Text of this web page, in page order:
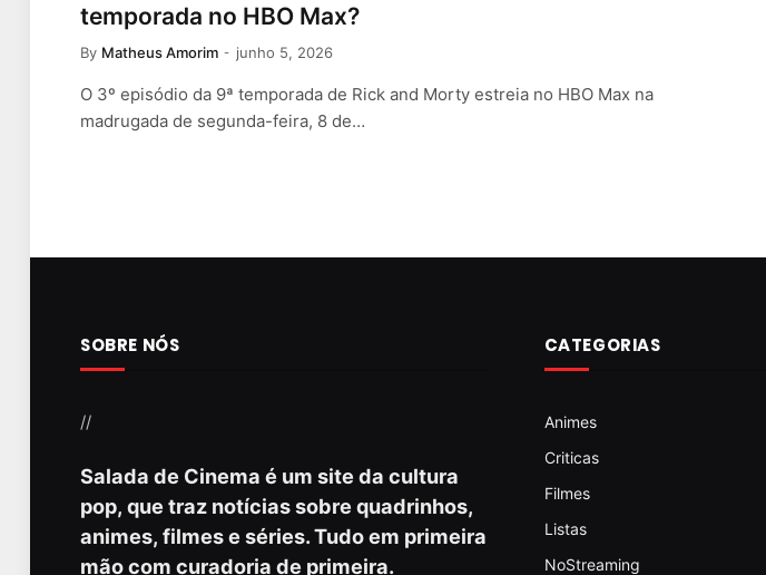
temporada no HBO Max?
By Matheus Amorim junho 5, 2026
O 3º episódio da 9ª temporada de Rick and Morty estreia no HBO Max na
madrugada de segunda-feira, 8 de…
SOBRE NÓS
//
Salada de Cinema é um site da cultura
pop, que traz notícias sobre quadrinhos,
animes, filmes e séries. Tudo em primeira
mão com curadoria de primeira.
CATEGORIAS
Animes
Criticas
Filmes
Listas
NoStreaming